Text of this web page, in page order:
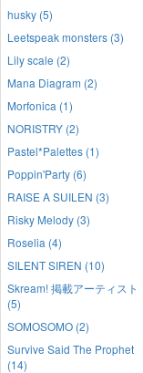
husky (5)
Leetspeak monsters (3)
Lily scale (2)
Mana Diagram (2)
Morfonica (1)
NORISTRY (2)
Pastel*Palettes (1)
Poppin'Party (6)
RAISE A SUILEN (3)
Risky Melody (3)
Roselia (4)
SILENT SIREN (10)
Skream! 掲載アーティスト
(5)
SOMOSOMO (2)
Survive Said The Prophet
(14)